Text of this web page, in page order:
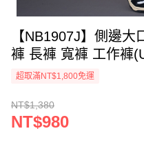
【NB1907J】側邊
褲 長褲 寬褲 工作褲
超取滿NT$1,800免運
NT$1,380
NT$980